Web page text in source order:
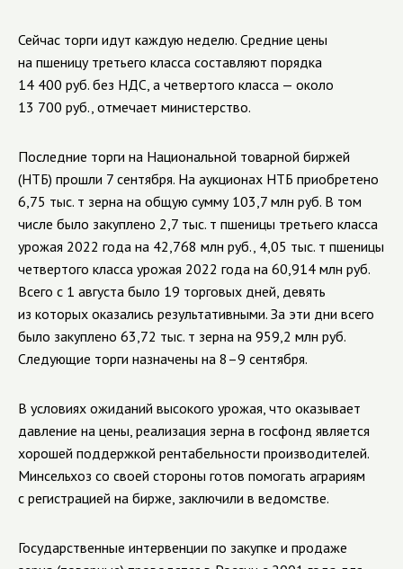
Сейчас торги идут каждую неделю. Средние цены
на пшеницу третьего класса составляют порядка
14 400 руб. без НДС, а четвертого класса — около
13 700 руб., отмечает министерство.
Последние торги на Национальной товарной биржей
(НТБ) прошли 7 сентября. На аукционах НТБ приобретено
6,75 тыс. т зерна на общую сумму 103,7 млн руб. В том
числе было закуплено 2,7 тыс. т пшеницы третьего класса
урожая 2022 года на 42,768 млн руб., 4,05 тыс. т пшеницы
четвертого класса урожая 2022 года на 60,914 млн руб.
Всего с 1 августа было 19 торговых дней, девять
из которых оказались результативными. За эти дни всего
было закуплено 63,72 тыс. т зерна на 959,2 млн руб.
Следующие торги назначены на 8–9 сентября.
В условиях ожиданий высокого урожая, что оказывает
давление на цены, реализация зерна в госфонд является
хорошей поддержкой рентабельности производителей.
Минсельхоз со своей стороны готов помогать аграриям
с регистрацией на бирже, заключили в ведомстве.
Государственные интервенции по закупке и продаже